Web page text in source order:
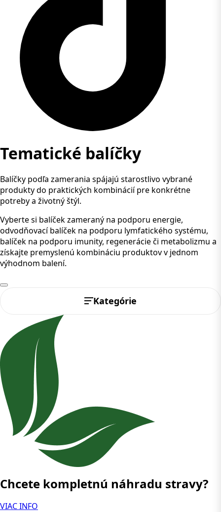
Tematické balíčky
Balíčky podľa zamerania spájajú starostlivo vybrané
produkty do praktických kombinácií pre konkrétne
potreby a životný štýl.
Vyberte si balíček zameraný na podporu energie,
odvodňovací balíček na podporu lymfatického systému,
balíček na podporu imunity, regenerácie či metabolizmu a
získajte premyslenú kombináciu produktov v jednom
výhodnom balení.
Kategórie
Chcete kompletnú náhradu stravy?
VIAC INFO